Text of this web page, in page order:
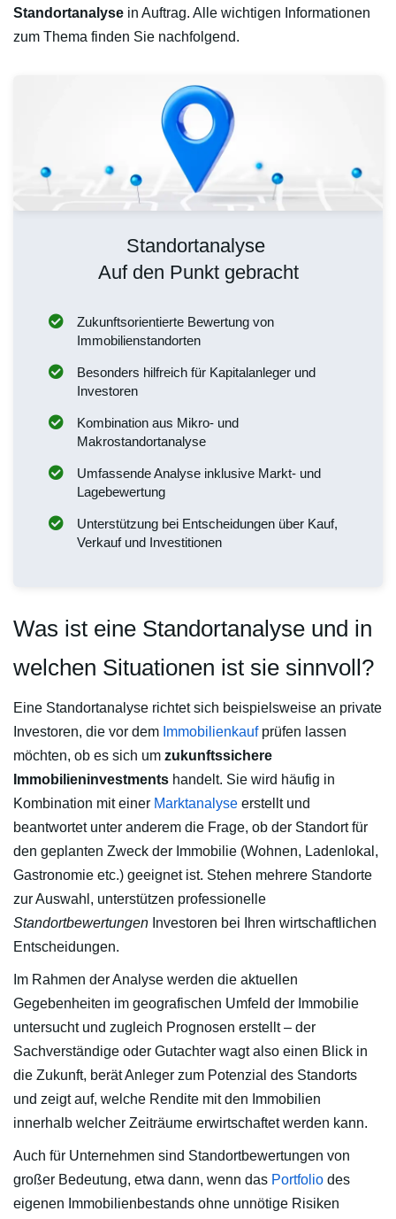
Standortanalyse in Auftrag. Alle wichtigen Informationen
zum Thema finden Sie nachfolgend.
Standortanalyse
Auf den Punkt gebracht
Zukunftsorientierte Bewertung von
Immobilienstandorten
Besonders hilfreich für Kapitalanleger und
Investoren
Kombination aus Mikro- und
Makrostandortanalyse
Umfassende Analyse inklusive Markt- und
Lagebewertung
Unterstützung bei Entscheidungen über Kauf,
Verkauf und Investitionen
Was ist eine Standortanalyse und in
welchen Situationen ist sie sinnvoll?
Eine Standortanalyse richtet sich beispielsweise an private
Investoren, die vor dem Immobilienkaufprüfen lassen
möchten, ob es sich um zukunftssichere
Immobilieninvestments handelt. Sie wird häufig in
Kombination mit einer Marktanalyse erstellt und
beantwortet unter anderem die Frage, ob der Standort für
den geplanten Zweck der Immobilie (Wohnen, Ladenlokal,
Gastronomie etc.) geeignet ist. Stehen mehrere Standorte
zur Auswahl, unterstützen professionelle
Standortbewertungen Investoren bei Ihren wirtschaftlichen
Entscheidungen.
Im Rahmen der Analyse werden die aktuellen
Gegebenheiten im geografischen Umfeld der Immobilie
untersucht und zugleich Prognosen erstellt – der
Sachverständige oder Gutachter wagt also einen Blick in
die Zukunft, berät Anleger zum Potenzial des Standorts
und zeigt auf, welche Rendite mit den Immobilien
innerhalb welcher Zeiträume erwirtschaftet werden kann.
Auch für Unternehmen sind Standortbewertungen von
großer Bedeutung, etwa dann, wenn das Portfolio des
eigenen Immobilienbestands ohne unnötige Risiken